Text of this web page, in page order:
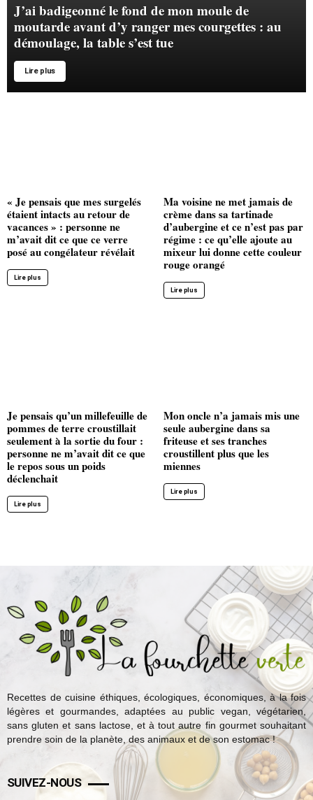
J’ai badigeonné le fond de mon moule de
moutarde avant d’y ranger mes courgettes : au
démoulage, la table s’est tue
Lire plus
« Je pensais que mes surgelés
étaient intacts au retour de
vacances » : personne ne
m’avait dit ce que ce verre
posé au congélateur révélait
Lire plus
Ma voisine ne met jamais de
crème dans sa tartinade
d’aubergine et ce n’est pas par
régime : ce qu’elle ajoute au
mixeur lui donne cette couleur
rouge orangé
Lire plus
Je pensais qu’un millefeuille de
pommes de terre croustillait
seulement à la sortie du four :
personne ne m’avait dit ce que
le repos sous un poids
déclenchait
Lire plus
Mon oncle n’a jamais mis une
seule aubergine dans sa
friteuse et ses tranches
croustillent plus que les
miennes
Lire plus
Recettes de cuisine éthiques, écologiques, économiques, à la fois
légères et gourmandes, adaptées au public vegan, végétarien,
sans gluten et sans lactose, et à tout autre fin gourmet souhaitant
prendre soin de la planète, des animaux et de son estomac !
SUIVEZ-NOUS